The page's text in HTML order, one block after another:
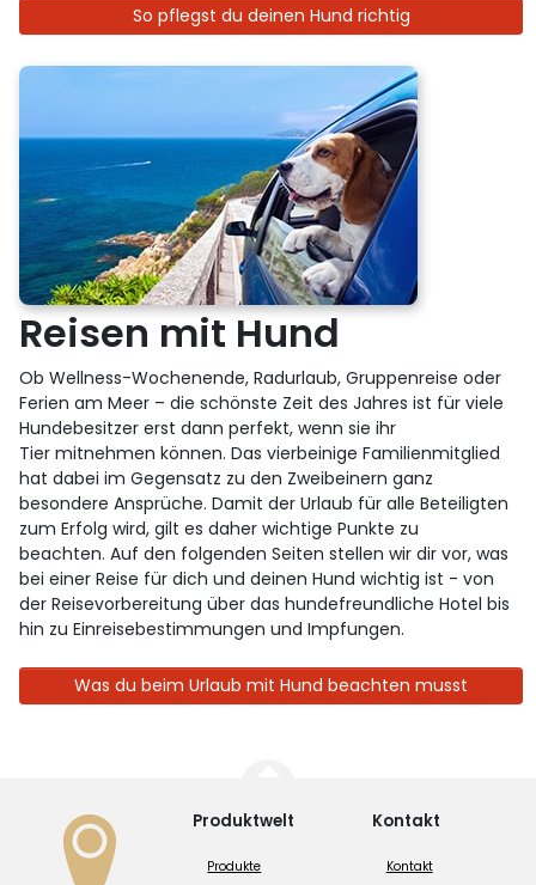
So pflegst du deinen Hund richtig
Reisen mit Hund
Ob Wellness-Wochenende, Radurlaub, Gruppenreise oder
Ferien am Meer – die schönste Zeit des Jahres ist für viele
Hundebesitzer erst dann perfekt, wenn sie ihr
Tier mitnehmen können. Das vierbeinige Familienmitglied
hat dabei im Gegensatz zu den Zweibeinern ganz
besondere Ansprüche. Damit der Urlaub für alle Beteiligten
zum Erfolg wird, gilt es daher wichtige Punkte zu
beachten. Auf den folgenden Seiten stellen wir dir vor, was
bei einer Reise für dich und deinen Hund wichtig ist - von
der Reisevorbereitung über das hundefreundliche Hotel bis
hin zu Einreisebestimmungen und Impfungen.
Was du beim Urlaub mit Hund beachten musst
Produktwelt
Produkte
Kontakt
Kontakt